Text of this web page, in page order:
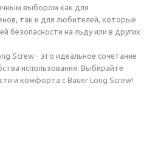
выбором как для
так и для любителей, которые
безопасности на льду или в других
Screw - это идеальное сочетание
использования. Выбирайте
и комфорта с Bauer Long Screw!